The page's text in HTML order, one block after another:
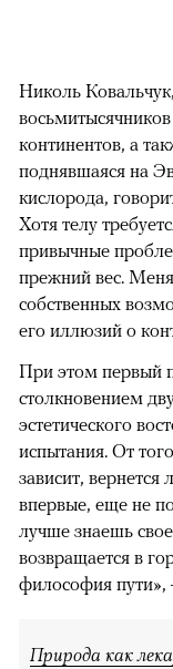
Николь
континентов, а
поднявшаяся на
кислорода,
Хотя телу
привычные
прежний вес.
собственных
его иллюзий о
При этом первый
столкновением
эстетического
испытания. От
зависит,
впервые, еще не
лучше знаешь
возвращается в
философия пути»,
Природа как